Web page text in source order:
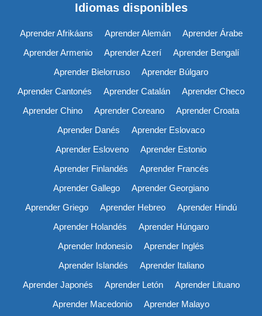
Idiomas disponibles
Aprender Afrikáans Aprender Alemán
Aprender Árabe
Aprender Armenio
Aprender Azerí
Aprender Bengalí
Aprender Bielorruso
Aprender Búlgaro
Aprender Cantonés
Aprender Catalán
Aprender Checo
Aprender Chino
Aprender Coreano
Aprender Croata
Aprender Danés
Aprender Eslovaco
Aprender Esloveno
Aprender Estonio
Aprender Finlandés
Aprender Francés
Aprender Gallego
Aprender Georgiano
Aprender Griego
Aprender Hebreo
Aprender Hindú
Aprender Holandés
Aprender Húngaro
Aprender Indonesio
Aprender Inglés
Aprender Islandés
Aprender Italiano
Aprender Japonés
Aprender Letón
Aprender Lituano
Aprender Macedonio
Aprender Malayo